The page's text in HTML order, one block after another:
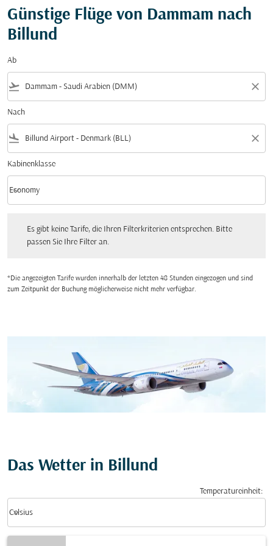
Günstige Flüge von Dammam nach
Billund
Ab
flight_takeoff close
Nach
flight_land close
Kabinenklasse
Kabinenklasse option Economy Selected
Economy
keyboard_arrow_down
Es gibt keine Tarife, die Ihren Filterkriterien entsprechen. Bitte
passen Sie Ihre Filter an.
*Die angezeigten Tarife wurden innerhalb der letzten 48 Stunden eingezogen und sind
zum Zeitpunkt der Buchung möglicherweise nicht mehr verfügbar.
Das Wetter in Billund
Temperatureinheit:
Celsius
keyboard_arrow_down